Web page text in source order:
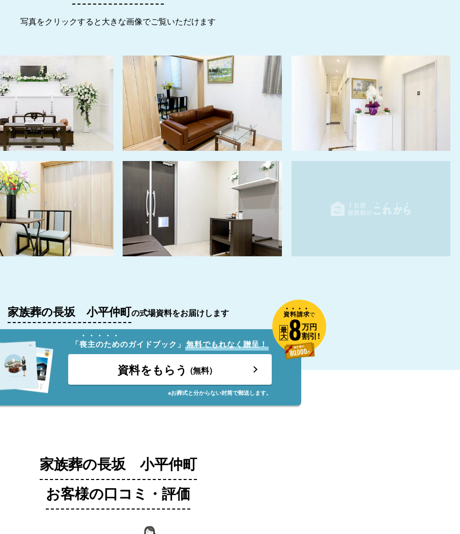
写真をクリックすると大きな画像でご覧いただけます
家族葬の長坂 小平仲町の式場資料をお届けします
「喪主のためのガイドブック」 無料でもれなく贈呈！
資料をもらう (無料)
※お葬式と分からない封筒で郵送します。
資料請求で
最
大8万円
割引!
家族葬の長坂 小平仲町
お客様の口コミ・評価